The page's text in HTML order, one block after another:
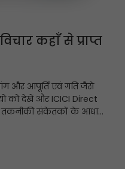
कहाँ से प्राप्त
और आपूर्ति एवं गति जैसे
को देखें और ICICI Direct
तकनीकी संकेतकों के आधार